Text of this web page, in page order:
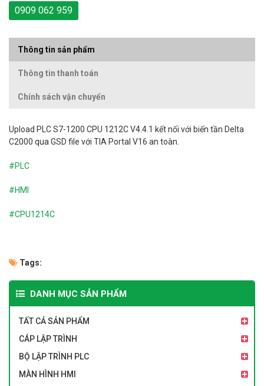
0909 062 959
Thông tin sản phẩm
Thông tin thanh toán
Chính sách vận chuyển
Upload PLC S7-1200 CPU 1212C V4.4.1 kết nối với biến tần Delta
C2000 qua GSD file với TIA Portal V16 an toàn.
#PLC
#HMI
#CPU1214C
Tags:
DANH MỤC SẢN PHẨM
TẤT CẢ SẢN PHẨM
CÁP LẬP TRÌNH
BỘ LẬP TRÌNH PLC
MÀN HÌNH HMI